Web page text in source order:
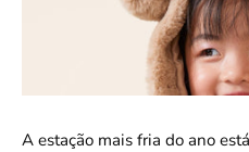
A estação mais fria do ano